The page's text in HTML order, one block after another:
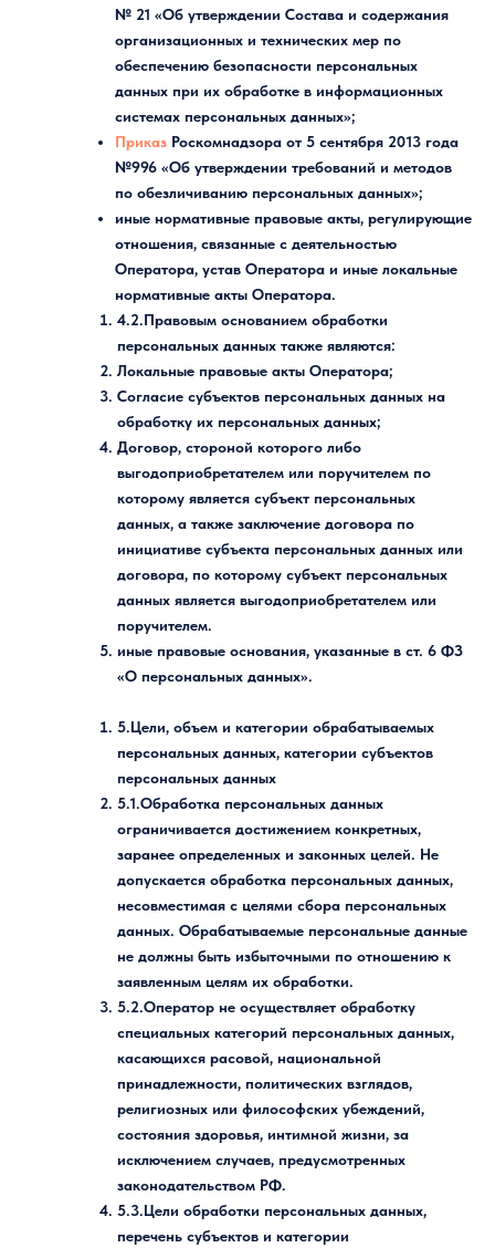
№ 21 «Об утверждении Состава и содержания
организационных и технических мер по
обеспечению безопасности персональных
данных при их обработке в информационных
системах персональных данных»;
Приказ Роскомнадзора от 5 сентября 2013 года
№996 «Об утверждении требований и методов
по обезличиванию персональных данных»;
иные нормативные правовые акты, регулирующие
отношения, связанные с деятельностью
Оператора, устав Оператора и иные локальные
нормативные акты Оператора.
4.2.Правовым основанием обработки
персональных данных также являются:
Локальные правовые акты Оператора;
Согласие субъектов персональных данных на
обработку их персональных данных;
Договор, стороной которого либо
выгодоприобретателем или поручителем по
которому является субъект персональных
данных, а также заключение договора по
инициативе субъекта персональных данных или
договора, по которому субъект персональных
данных является выгодоприобретателем или
поручителем.
иные правовые основания, указанные в ст. 6 ФЗ
«О персональных данных».
5.Цели, объем и категории обрабатываемых
персональных данных, категории субъектов
персональных данных
5.1.Обработка персональных данных
ограничивается достижением конкретных,
заранее определенных и законных целей. Не
допускается обработка персональных данных,
несовместимая с целями сбора персональных
данных. Обрабатываемые персональные данные
не должны быть избыточными по отношению к
заявленным целям их обработки.
5.2.Оператор не осуществляет обработку
специальных категорий персональных данных,
касающихся расовой, национальной
принадлежности, политических взглядов,
религиозных или философских убеждений,
состояния здоровья, интимной жизни, за
исключением случаев, предусмотренных
законодательством РФ.
5.3.Цели обработки персональных данных,
перечень субъектов и категории